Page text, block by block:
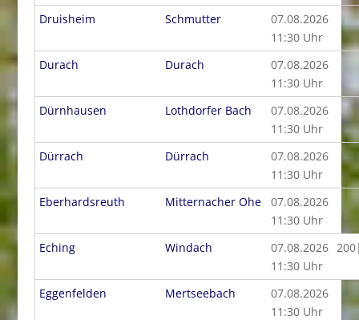
Druisheim
Schmutter
07.08.2026
11:30 Uhr
Durach
Durach
07.08.2026
11:30 Uhr
Dürnhausen
Lothdorfer Bach
07.08.2026
11:30 Uhr
Dürrach
Dürrach
07.08.2026
11:30 Uhr
Eberhardsreuth
Mitternacher Ohe
07.08.2026
11:30 Uhr
Eching
Windach
07.08.2026
11:30 Uhr
Eggenfelden Mertseebach
07.08.2026
11:30 Uhr